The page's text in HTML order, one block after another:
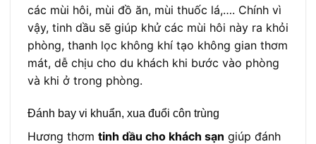
các mùi hôi, mùi đồ ăn, mùi thuốc lá,…. Chính vì
vậy, tinh dầu sẽ giúp khử các mùi hôi này ra khỏi
phòng, thanh lọc không khí tạo không gian thơm
mát, dễ chịu cho du khách khi bước vào phòng
và khi ở trong phòng.
Đánh bay vi khuẩn, xua đuổi côn trùng
Hương thơm tinh dầu cho khách sạn giúp đánh